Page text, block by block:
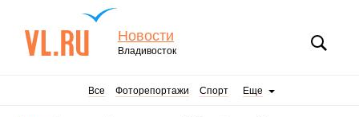
Новости
Владивосток
Все Фоторепортажи Спорт Еще